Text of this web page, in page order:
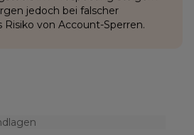
jedoch bei falscher
von Account-Sperren.